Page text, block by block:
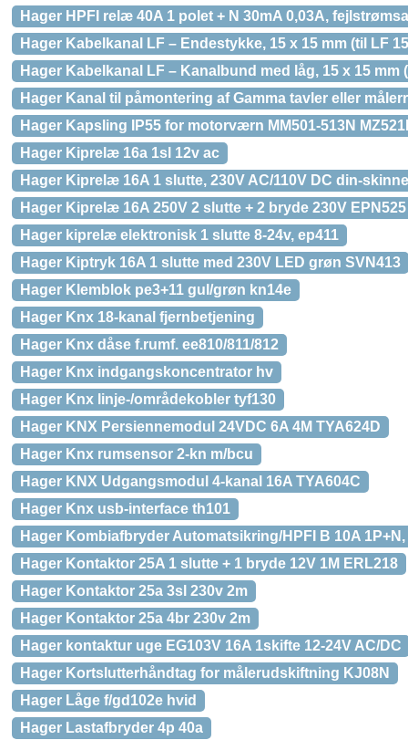
Hager HPFI relæ 40A 1 polet + N 30mA 0,03A,
Hager Kabelkanal LF – Endestykke, 15 x 15 mm (til LF
Hager Kabelkanal LF – Kanalbund med låg, 15 x 15 mm
Hager Kanal til påmontering af Gamma tavler eller
Hager Kapsling IP55 for motorværn MM501-513N
Hager Kiprelæ 16a 1sl 12v ac
Hager Kiprelæ 16A 1 slutte, 230V AC/110V DC din-
Hager Kiprelæ 16A 250V 2 slutte + 2 bryde 230V EPN525
Hager kiprelæ elektronisk 1 slutte 8-24v, ep411
Hager Kiptryk 16A 1 slutte med 230V LED grøn SVN413
Hager Klemblok pe3+11 gul/grøn kn14e
Hager Knx 18-kanal fjernbetjening
Hager Knx dåse f.rumf. ee810/811/812
Hager Knx indgangskoncentrator hv
Hager Knx linje-/områdekobler tyf130
Hager KNX Persiennemodul 24VDC 6A 4M TYA624D
Hager Knx rumsensor 2-kn m/bcu
Hager KNX Udgangsmodul 4-kanal 16A TYA604C
Hager Knx usb-interface th101
Hager Kombiafbryder Automatsikring/HPFI B 10A 1P+N,
Hager Kontaktor 25A 1 slutte + 1 bryde 12V 1M ERL218
Hager Kontaktor 25a 3sl 230v 2m
Hager Kontaktor 25a 4br 230v 2m
Hager kontaktur uge EG103V 16A 1skifte 12-24V AC/DC
Hager Kortslutterhåndtag for målerudskiftning KJ08N
Hager Låge f/gd102e hvid
Hager Lastafbryder 4p 40a